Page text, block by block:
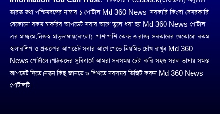
ভারত তথা পশ্চিমবঙ্গের নাম্বার ১ পোর্টাল Md 360 News। সরকারি কিংবা বেসরকারি
যেকোনো রকম চাকরির আপডেট সবার আগে তুলে ধরা হয় Md 360 News পোর্টাল
এর মাধ্যমে,নিজস্ব মাতৃভাষায়(বাংলা)। পাশাপাশি কেন্দ্র ও রাজ্য সরকারের যেকোনো রকম
স্কলারশিপ ও প্রকল্পের আপডেট সবার আগে পেতে নিয়মিত চোঁখ রাখুন Md 360
News পোর্টালে। পাঠকদের সুবিধার্থে আমরা সবসময় চেষ্টা করি সহজ সরল ভাষায় সমস্ত
আপডেট দিতে। নতুন কিছু জানতে ও শিখতে সবসময় ভিজিট করুন Md 360 News
পোর্টালটি।